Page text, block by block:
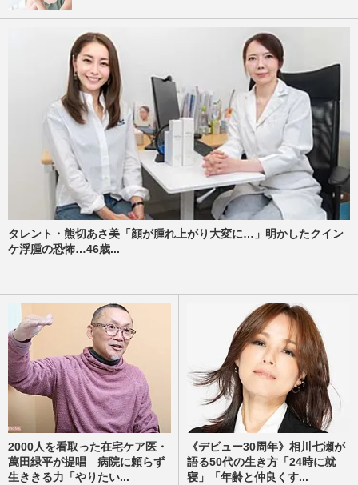
タレント・熊切あさ美「顔が腫れ上がり大変に…」明かしたクイン
ケ浮腫の恐怖…46歳...
2000人を看取った在宅ケア医・
萬田緑平が提唱 病院に頼らず
生ききる力「やりたい...
《デビュー30周年》相川七瀬が
語る50代の生き方「24時に就
寝」「年齢と仲良くす...